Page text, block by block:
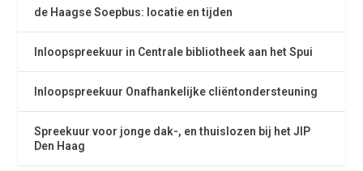
de Haagse Soepbus: locatie en tijden
Inloopspreekuur in Centrale bibliotheek aan het Spui
Inloopspreekuur Onafhankelijke cliëntondersteuning
Spreekuur voor jonge dak-, en thuislozen bij het JIP
Den Haag